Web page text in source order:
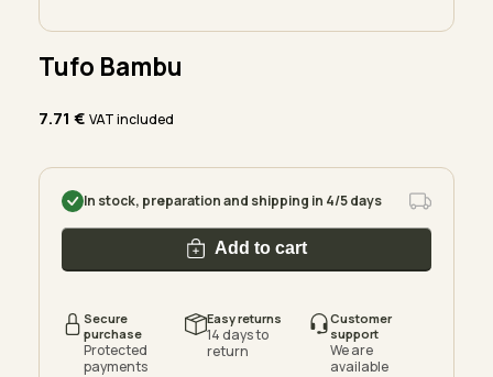
Tufo Bambu
7.71 € VAT included
In stock, preparation and shipping in 4/5 days
Add to cart
Secure
purchase
Protected
payments
Easy returns
14 days to
return
Customer
support
We are
available